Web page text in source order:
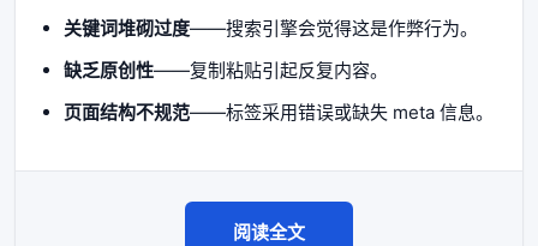
关键词堆砌过度——搜索引擎会觉得这是作弊行为。
缺乏原创性——复制粘贴引起反复内容。
页面结构不规范——标签采用错误或缺失 meta 信息。
阅读全文